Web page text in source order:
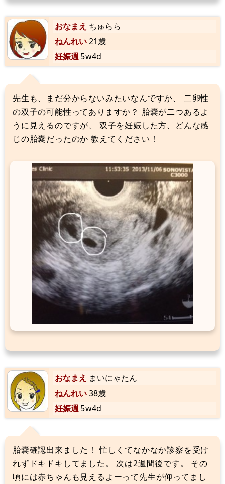
おなまえ ちゅらら
ねんれい21歳
妊娠週5w4d
先生も、まだ分からないみたいなんですか、 二卵性
の双子の可能性ってありますか？ 胎嚢が二つあるよ
うに見えるのですが、 双子を妊娠した方、どんな感
じの胎嚢だったのか 教えてください！
おなまえ まいにゃたん
ねんれい38歳
妊娠週5w4d
胎嚢確認出来ました！ 忙しくてなかなか診察を受け
れずドキドキしてました。 次は2週間後です。 その
頃には赤ちゃんも見えるよーって先生が仰ってまし